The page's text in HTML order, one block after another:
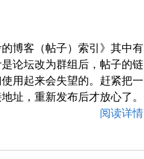
博客（帖子）索引》其中有
论坛改为群组后，帖子的链
用起来会失望的。赶紧把一
址，重新发布后才放心了。
阅读详情